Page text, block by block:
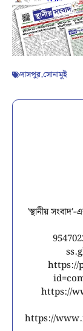
দাসপুর,সোনামুই
'স্থানীয়
https://
https://
https://